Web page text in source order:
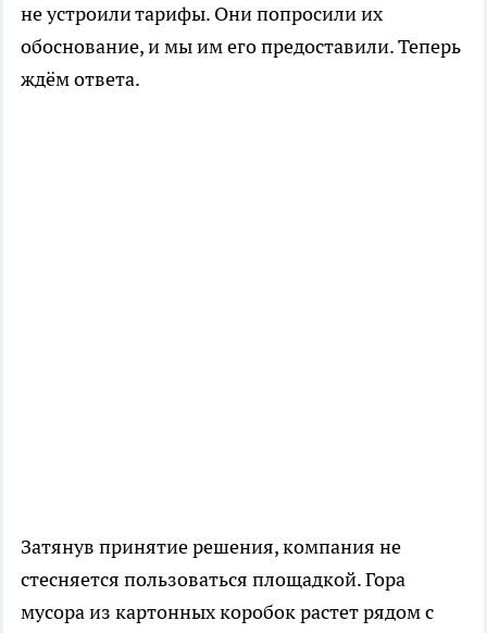
не устроили тарифы. Они попросили их
обоснование, и мы им его предоставили. Теперь
ждём ответа.
Затянув принятие решения, компания не
стесняется пользоваться площадкой. Гора
мусора из картонных коробок растет рядом с